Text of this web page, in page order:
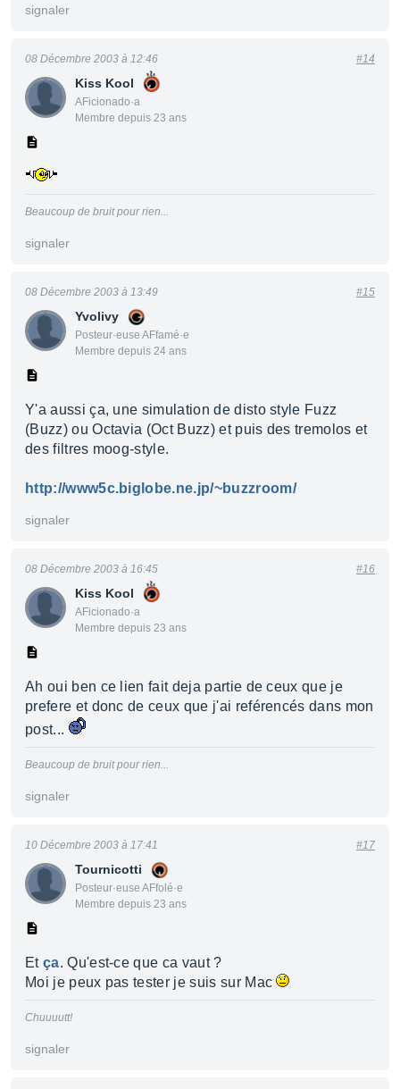
signaler
Kiss Kool
AFicionado·a
Membre depuis 23 ans
08 Décembre 2003 à 12:46 #14
Beaucoup de bruit pour rien...
signaler
Yvolivy
Posteur·euse AFfamé·e
Membre depuis 24 ans
08 Décembre 2003 à 13:49 #15
Y'a aussi ça, une simulation de disto style Fuzz
(Buzz) ou Octavia (Oct Buzz) et puis des tremolos et
des filtres moog-style.
http://www5c.biglobe.ne.jp/~buzzroom/
signaler
Kiss Kool
AFicionado·a
Membre depuis 23 ans
08 Décembre 2003 à 16:45 #16
Ah oui ben ce lien fait deja partie de ceux que je
prefere et donc de ceux que j'ai reférencés dans mon
post...
Beaucoup de bruit pour rien...
signaler
Tournicotti
Posteur·euse AFfolé·e
Membre depuis 23 ans
10 Décembre 2003 à 17:41 #17
Et ça. Qu'est-ce que ca vaut ?
Moi je peux pas tester je suis sur Mac
Chuuuutt!
signaler